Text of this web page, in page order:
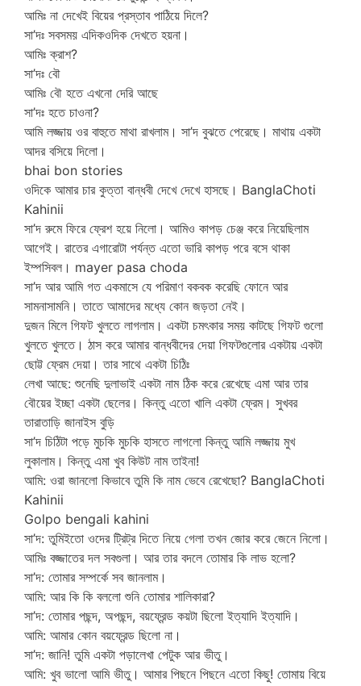
আমিঃ না দেখেই বিয়ের প্রস্তাব পাঠিয়ে দিলে?
সা’দঃ সবসময় এদিকওদিক দেখতে হয়না।
আমিঃ ক্রাশ?
সা’দঃ বৌ
আমিঃ বৌ হতে এখনো দেরি আছে
সা’দঃ হতে চাওনা?
আমি লজ্জায় ওর বাহুতে মাথা রাখলাম। সা’দ বুঝতে পেরেছে। মাথায় একটা
আদর বসিয়ে দিলো।
bhai bon stories
ওদিকে আমার চার কুত্তা বান্ধবী দেখে দেখে হাসছে। BanglaChoti
Kahinii
সা’দ রুমে ফিরে ফ্রেশ হয়ে নিলো। আমিও কাপড় চেঞ্জ করে নিয়েছিলাম
আগেই। রাতের এগারোটা পর্যন্ত এতো ভারি কাপড় পরে বসে থাকা
ইম্পসিবল। mayer pasa choda
সা’দ আর আমি গত একমাসে যে পরিমাণ বকবক করেছি ফোনে আর
সামনাসামনি। তাতে আমাদের মধ্যে কোন জড়তা নেই।
দুজন মিলে গিফট খুলতে লাগলাম। একটা চমৎকার সময় কাটছে গিফট গুলো
খুলতে খুলতে। ঠাস করে আমার বান্ধবীদের দেয়া গিফটগুলোর একটায় একটা
ছোট্ট ফ্রেম দেয়া। তার সাথে একটা চিঠিঃ
লেখা আছে: শুনেছি দুলাভাই একটা নাম ঠিক করে রেখেছে এমা আর তার
বৌয়ের ইচ্ছা একটা ছেলের। কিন্তু এতো খালি একটা ফ্রেম। সুখবর
তারাতাড়ি জানাইস বুড়ি
সা’দ চিঠিটা পড়ে মুচকি মুচকি হাসতে লাগলো কিন্তু আমি লজ্জায় মুখ
লুকালাম। কিন্তু এমা খুব কিউট নাম তাইনা!
আমি: ওরা জানলো কিভাবে তুমি কি নাম ভেবে রেখেছো? BanglaChoti
Kahinii
Golpo bengali kahini
সা’দ: তুমিইতো ওদের ট্রিট্র দিতে নিয়ে গেলা তখন জোর করে জেনে নিলো।
আমিঃ বজ্জাতের দল সবগুলা। আর তার বদলে তোমার কি লাভ হলো?
সা’দ: তোমার সম্পর্কে সব জানলাম।
আমি: আর কি কি বললো শুনি তোমার শালিকারা?
সা’দ: তোমার পছন্দ, অপছন্দ, বয়ফ্রেন্ড কয়টা ছিলো ইত্যাদি ইত্যাদি।
আমি: আমার কোন বয়ফ্রেন্ড ছিলো না।
সা’দ: জানি! তুমি একটা পড়ালেখা পেটুক আর ভীতু।
আমি: খুব ভালো আমি ভীতু। আমার পিছনে পিছনে এতো কিছু! তোমায় বিয়ে